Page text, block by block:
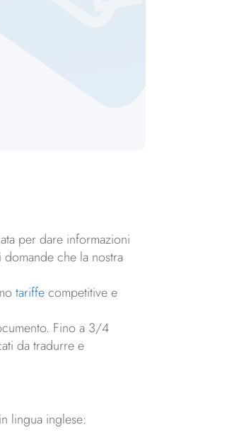
per dare informazioni
che la nostra
tariffecompetitive e
Fino a 3/4
da tradurre e
lingua inglese: